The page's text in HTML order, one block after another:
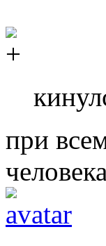
при